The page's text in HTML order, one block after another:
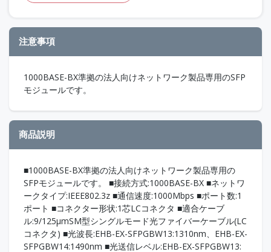
注意事項
1000BASE-BX準拠の法人向けネットワーク製品専用のSFP
モジュールです。
商品説明
■1000BASE-BX準拠の法人向けネットワーク製品専用の
SFPモジュールです。 ■接続方式:1000BASE-BX ■ネットワ
ークタイプ:IEEE802.3z ■通信速度:1000Mbps ■ポート数:1
ポート ■コネクター形状:1芯LCコネクタ ■適合ケーブ
ル:9/125μmSM型シングルモード光ファイバーケーブル(LC
コネクタ) ■光波長:EHB-EX-SFPGBW13:1310nm、EHB-EX-
SFPGBW14:1490nm ■光送信レベル:EHB-EX-SFPGBW13: